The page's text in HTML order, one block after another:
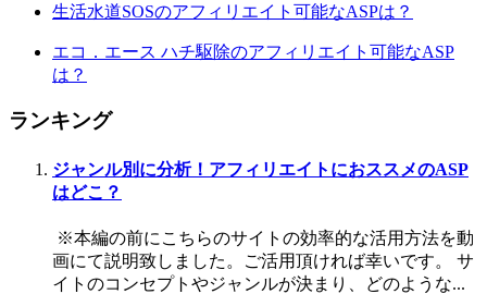
生活水道SOSのアフィリエイト可能なASPは？
エコ．エース ハチ駆除のアフィリエイト可能なASP
は？
ランキング
ジャンル別に分析！アフィリエイトにおススメのASP
はどこ？
※本編の前にこちらのサイトの効率的な活用方法を動
画にて説明致しました。ご活用頂ければ幸いです。 サ
イトのコンセプトやジャンルが決まり、どのような...